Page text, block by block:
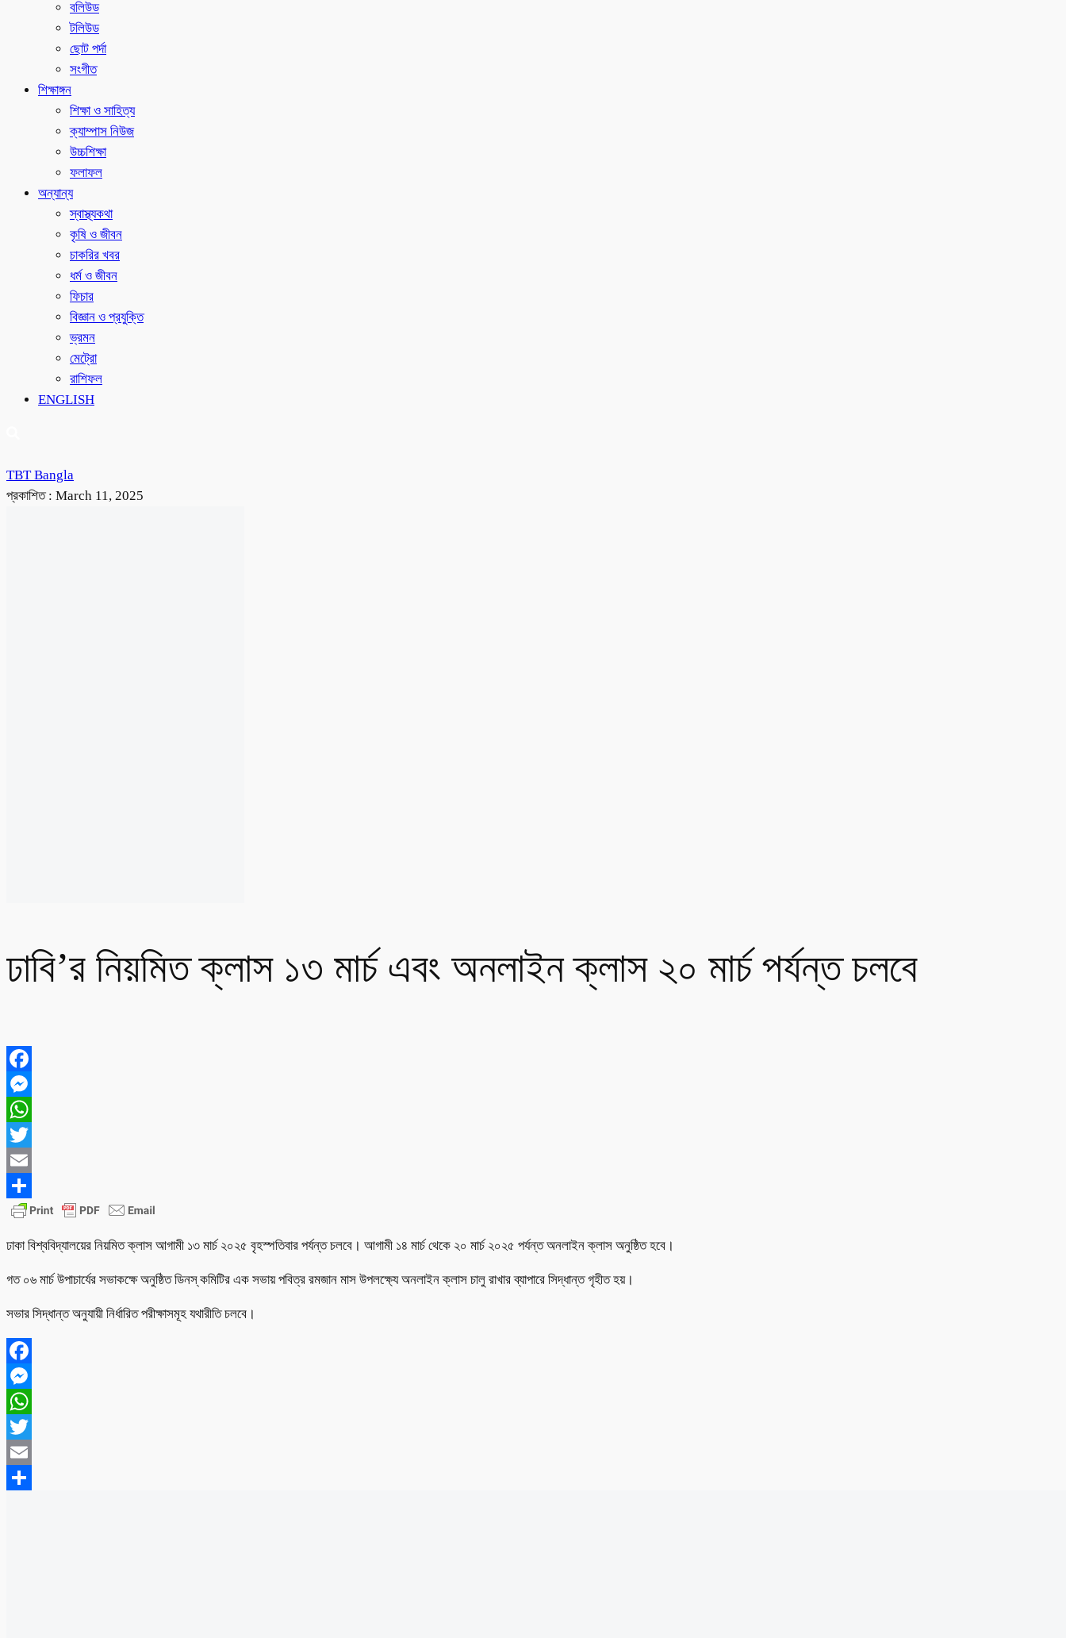
বলিউড
টলিউড
ছোট পর্দা
সংগীত
শিক্ষাঙ্গন
শিক্ষা ও সাহিত্য
ক্যাম্পাস নিউজ
উচ্চশিক্ষা
ফলাফল
অন্যান্য
স্বাস্থ্যকথা
কৃষি ও জীবন
চাকরির খবর
ধর্ম ও জীবন
ফিচার
বিজ্ঞান ও প্রযুক্তি
ভ্রমন
মেট্রো
রাশিফল
ENGLISH
TBT Bangla
প্রকাশিত : March 11, 2025
ঢাবি’র নিয়মিত ক্লাস ১৩ মার্চ এবং অনলাইন ক্লাস ২০ মার্চ পর্যন্ত চলবে
Facebook
Messenger
WhatsApp
Twitter
Email
Share
ঢাকা বিশ্ববিদ্যালয়ের নিয়মিত ক্লাস আগামী ১৩ মার্চ ২০২৫ বৃহস্পতিবার পর্যন্ত চলবে। আগামী ১৪ মার্চ থেকে ২০ মার্চ ২০২৫ পর্যন্ত অনলাইন ক্লাস অনুষ্ঠিত হবে।
গত ০৬ মার্চ উপাচার্যের সভাকক্ষে অনুষ্ঠিত ডিনস্ কমিটির এক সভায় পবিত্র রমজান মাস উপলক্ষ্যে অনলাইন ক্লাস চালু রাখার ব্যাপারে সিদ্ধান্ত গৃহীত হয়।
সভার সিদ্ধান্ত অনুযায়ী নির্ধারিত পরীক্ষাসমূহ যথারীতি চলবে।
Facebook
Messenger
WhatsApp
Twitter
Email